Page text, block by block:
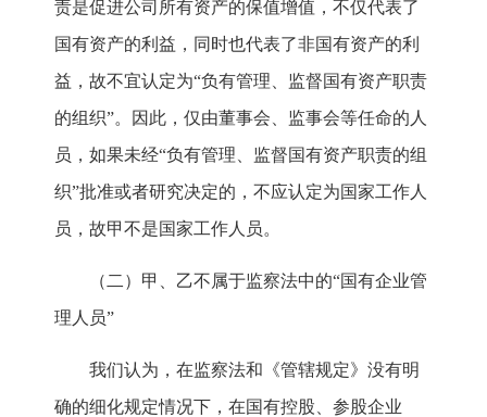
责是促进公司所有资产的保值增值，不仅代表了
国有资产的利益，同时也代表了非国有资产的利
益，故不宜认定为“负有管理、监督国有资产职责
的组织”。因此，仅由董事会、监事会等任命的人
员，如果未经“负有管理、监督国有资产职责的组
织”批准或者研究决定的，不应认定为国家工作人
员，故甲不是国家工作人员。
（二）甲、乙不属于监察法中的“国有企业管
理人员”
我们认为，在监察法和《管辖规定》没有明
确的细化规定情况下，在国有控股、参股企业